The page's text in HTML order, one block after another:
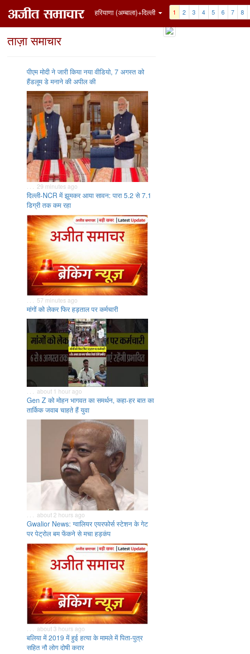
हरियाणा (अम्बाला)+दिल्ली 1 2 3 4 5 6 7 8
ताज़ा समाचार
पीएम मोदी ने जारी किया नया वीडियो, 7 अगस्त को
हैंडलूम डे मनाने की अपील की
. . . 29 minutes ago
दिल्ली-NCR में झूमकर आया सावन: पारा 5.2 से 7.1
डिग्री तक कम रहा
. . . 57 minutes ago
मांगों को लेकर फिर हड़ताल पर कर्मचारी
. . . about 1 hour ago
Gen Z को मोहन भागवत का समर्थन, कहा-हर बात का
तार्किक जवाब चाहते हैं युवा
. . . about 2 hours ago
Gwalior News: ग्वालियर एयरफोर्स स्टेशन के गेट
पर पेट्रोल बम फेंकने से मचा हड़कंप
. . . about 3 hours ago
बलिया में 2019 में हुई हत्या के मामले में पिता-पुत्र
सहित नौ लोग दोषी करार